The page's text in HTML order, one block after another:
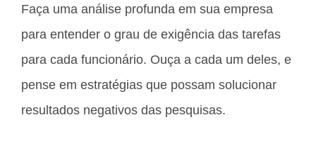
Faça uma análise profunda em sua empresa
para entender o grau de exigência das tarefas
para cada funcionário. Ouça a cada um deles, e
pense em estratégias que possam solucionar
resultados negativos das pesquisas.